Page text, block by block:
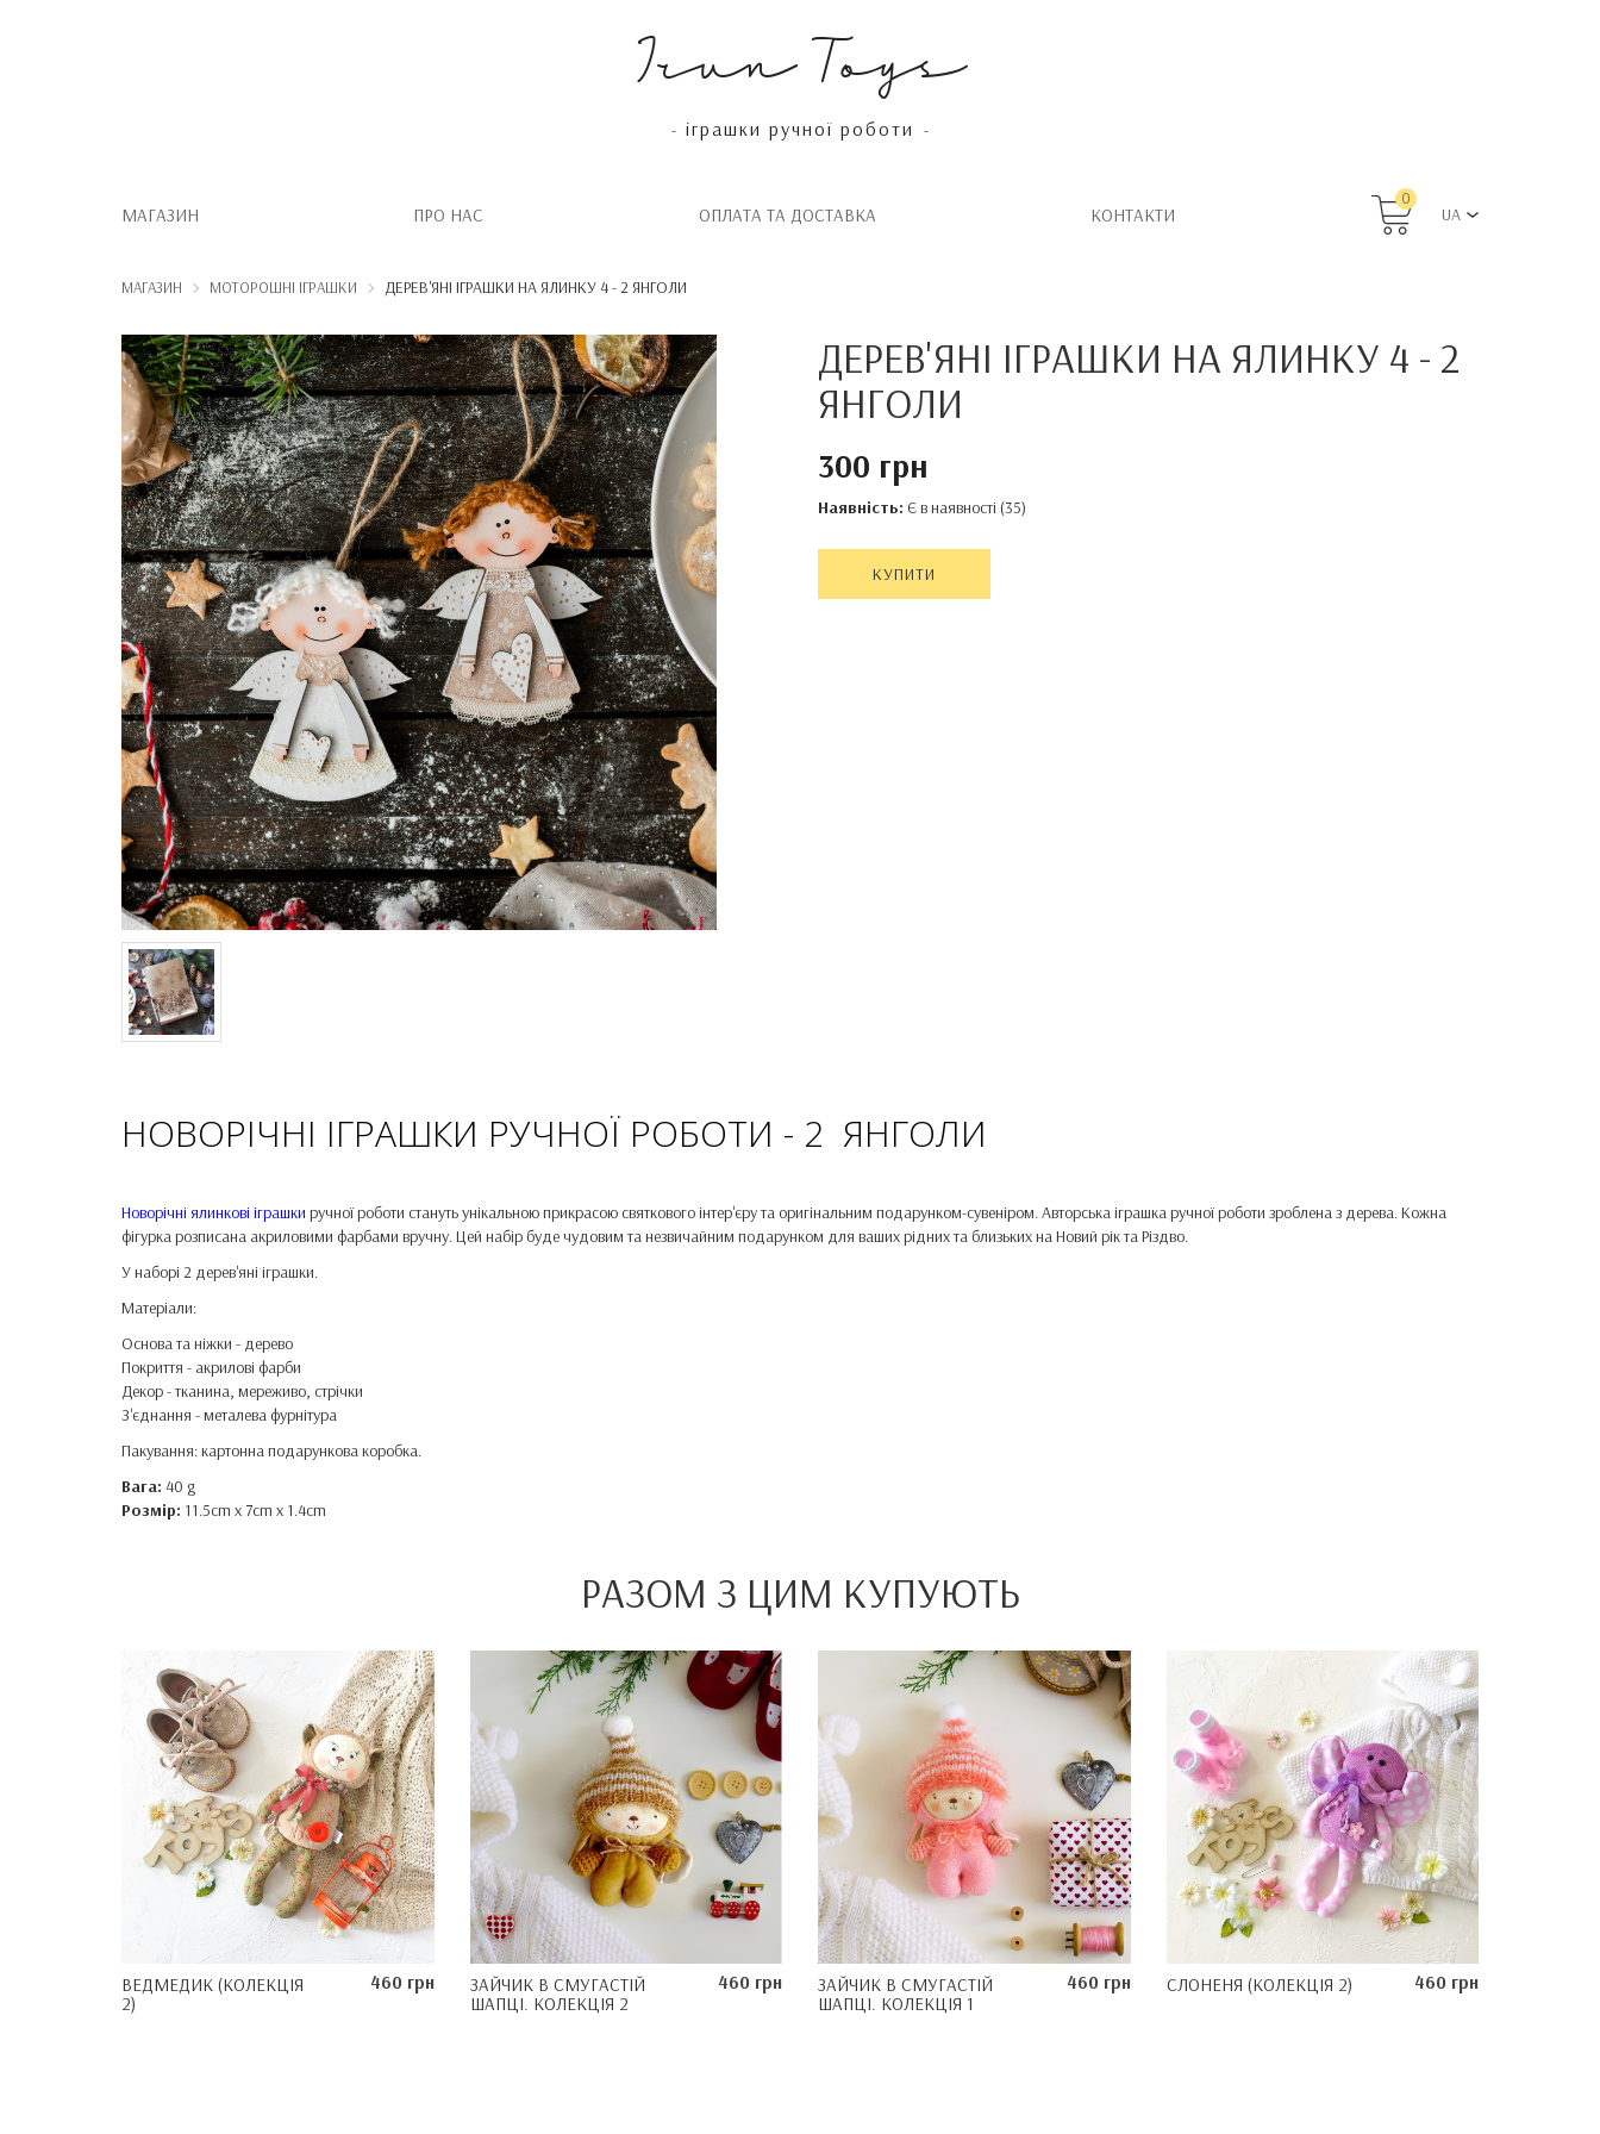
Irun Toys
- іграшки ручної роботи -
МАГАЗИН ПРО НАС OПЛАТА ТА ДОСТАВКА КОНТАКТИ
0
UA
МАГАЗИН МОТОРОШНІ ІГРАШКИ ДЕРЕВ'ЯНІ ІГРАШКИ НА ЯЛИНКУ 4 - 2 ЯНГОЛИ
ДЕРЕВ'ЯНІ ІГРАШКИ НА ЯЛИНКУ 4 - 2
ЯНГОЛИ
300 грн
Наявність: Є в наявності (35)
КУПИТИ
НОВОРІЧНІ ІГРАШКИ РУЧНОЇ РОБОТИ - 2 ЯНГОЛИ
Новорічні ялинкові іграшки ручної роботи стануть унікальною прикрасою святкового інтер'єру та оригінальним подарунком-сувеніром. Авторська іграшка ручної роботи зроблена з дерева. Кожна
фігурка розписана акриловими фарбами вручну. Цей набір буде чудовим та незвичайним подарунком для ваших рідних та близьких на Новий рік та Різдво.
У наборі 2 дерев'яні іграшки.
Матеріали:
Основа та ніжки - дерево
Покриття - акрилові фарби
Декор - тканина, мереживо, стрічки
З'єднання - металева фурнітура
Пакування: картонна подарункова коробка.
Вага: 40 g
Розмір: 11.5cm x 7cm x 1.4cm
РАЗОМ З ЦИМ КУПУЮТЬ
ВЕДМЕДИК (КОЛЕКЦІЯ
2)
460 грн
ЗАЙЧИК В СМУГАСТІЙ
ШАПЦІ. КОЛЕКЦІЯ 2
460 грн
ЗАЙЧИК В СМУГАСТІЙ
ШАПЦІ. КОЛЕКЦІЯ 1
460 грн СЛОНЕНЯ (КОЛЕКЦІЯ 2) 460 грн